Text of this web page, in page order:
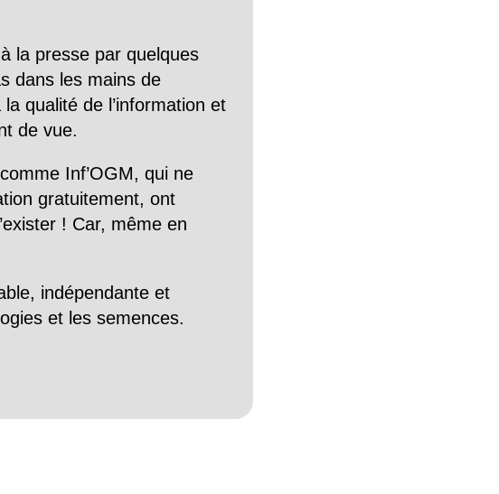
la presse par quelques
dans les mains de
qualité de l’information et
de vue.
comme Inf’OGM, qui ne
gratuitement, ont
! Car, même en
indépendante et
et les semences.